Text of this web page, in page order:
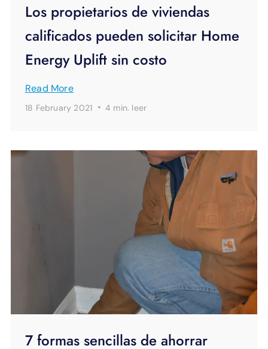
Los propietarios de viviendas
calificados pueden solicitar Home
Energy Uplift sin costo
Read More
18 February 2021 · 4 min. leer
7 formas sencillas de ahorrar